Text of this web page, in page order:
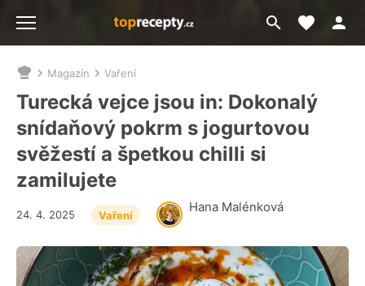
Přejít
na
Moje
Nacházíte
se
zde:
Magazín Vaření
Turecká vejce jsou in: Dokonalý
snídaňový pokrm s jogurtovou
svěžestí a špetkou chilli si
zamilujete
Hana Malénková
24. 4. 2025 Vaření